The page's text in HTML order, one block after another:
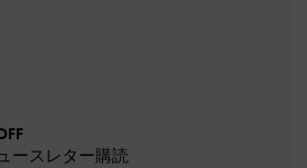
ースレター購読